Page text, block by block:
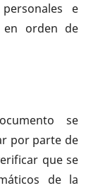
e
en orden de
se
por parte de
que se
de la